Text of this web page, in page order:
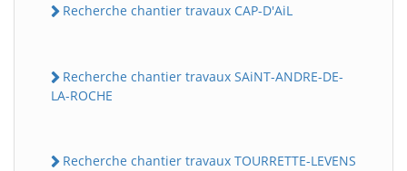
Recherche chantier travaux CAP-D'AiL
Recherche chantier travaux SAiNT-ANDRE-DE-
LA-ROCHE
Recherche chantier travaux TOURRETTE-LEVENS